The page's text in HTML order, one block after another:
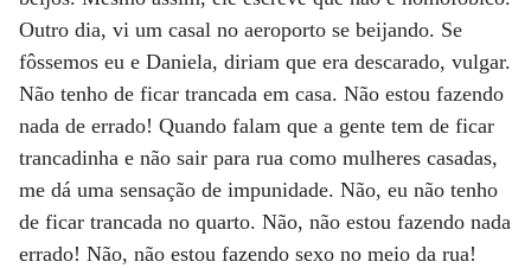
Outro dia, vi um casal no aeroporto se beijando. Se
fôssemos eu e Daniela, diriam que era descarado, vulgar.
Não tenho de ficar trancada em casa. Não estou fazendo
nada de errado! Quando falam que a gente tem de ficar
trancadinha e não sair para rua como mulheres casadas,
me dá uma sensação de impunidade. Não, eu não tenho
de ficar trancada no quarto. Não, não estou fazendo nada
errado! Não, não estou fazendo sexo no meio da rua!